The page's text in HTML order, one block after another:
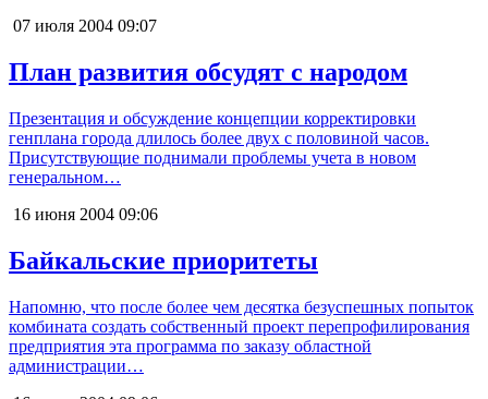
07 июля 2004 09:07
План развития обсудят с народом
Презентация и обсуждение концепции корректировки
генплана города длилось более двух с половиной часов.
Присутствующие поднимали проблемы учета в новом
генеральном…
16 июня 2004 09:06
Байкальские приоритеты
Напомню, что после более чем десятка безуспешных попыток
комбината создать собственный проект перепрофилирования
предприятия эта программа по заказу областной
администрации…